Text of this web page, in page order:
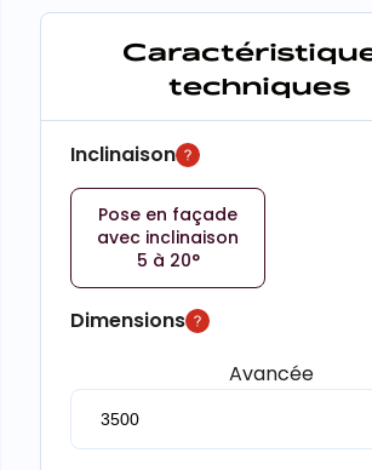
techniques
Inclinaison
Pose en façade
avec inclinaison
5 à 20°
Dimensions
Avancée